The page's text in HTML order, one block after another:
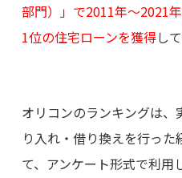
部門）」で2011年～2021
1位の住宅ローンを獲得し
オリコンのランキングは
り入れ・借り換えを行っ
て、アンケート形式で利用